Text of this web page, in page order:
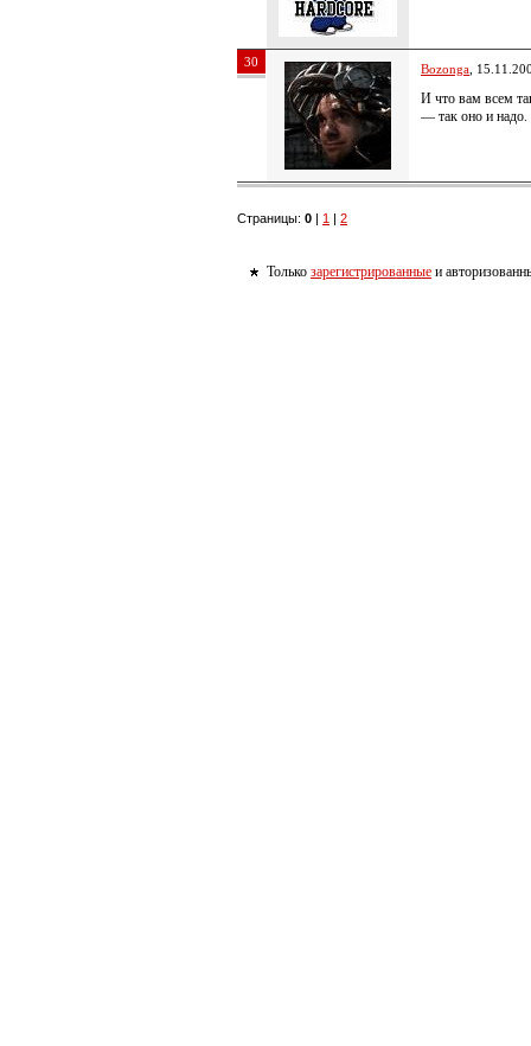
30 Bozonga ,
И что вам всем
— так оно и надо.
Страницы: 0 | 1 | 2
Только зарегистрированные и